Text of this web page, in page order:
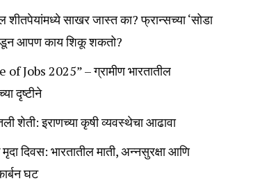
शीतपेयांमध्ये साखर जास्त का? फ्रान्सच्या ‘सोडा
आपण काय शिकू शकतो?
of Jobs 2025” – ग्रामीण भारतातील
दृष्टीने
शेती: इराणच्या कृषी व्यवस्थेचा आढावा
दिवस: भारतातील माती, अन्नसुरक्षा आणि
घट